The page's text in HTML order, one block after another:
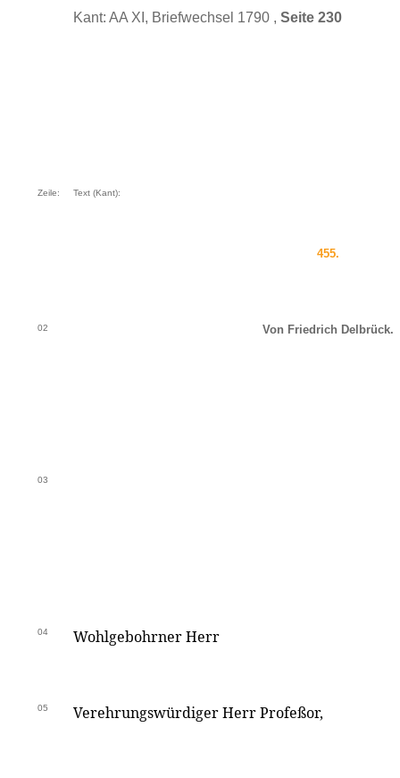
Kant: AA XI, Briefwechsel 1790 , Seite 230
Zeile: Text (Kant):
455.
02 Von Friedrich Delbrück.
03
04 Wohlgebohrner Herr
05 Verehrungswürdiger Herr Profeßor,